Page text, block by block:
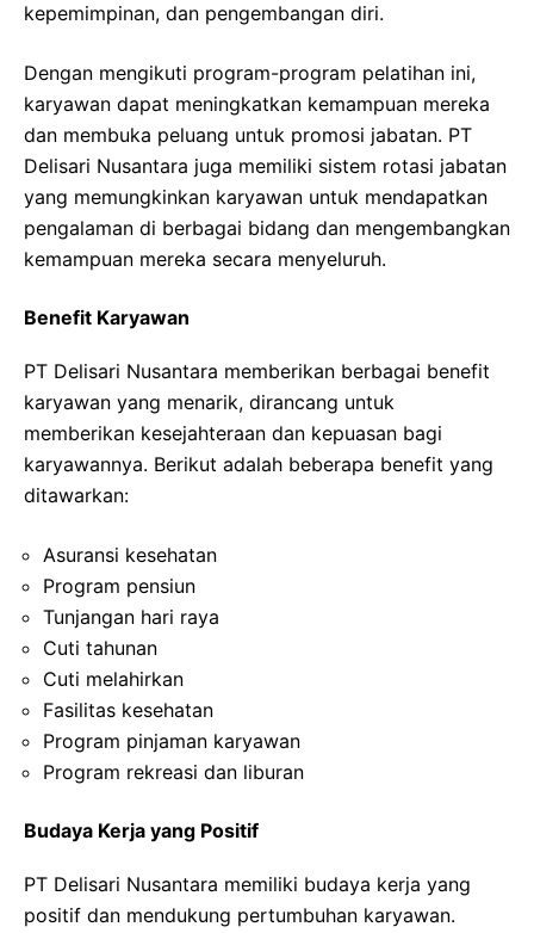
kepemimpinan, dan pengembangan diri.
Dengan mengikuti program-program pelatihan ini,
karyawan dapat meningkatkan kemampuan mereka
dan membuka peluang untuk promosi jabatan. PT
Delisari Nusantara juga memiliki sistem rotasi jabatan
yang memungkinkan karyawan untuk mendapatkan
pengalaman di berbagai bidang dan mengembangkan
kemampuan mereka secara menyeluruh.
Benefit Karyawan
PT Delisari Nusantara memberikan berbagai benefit
karyawan yang menarik, dirancang untuk
memberikan kesejahteraan dan kepuasan bagi
karyawannya. Berikut adalah beberapa benefit yang
ditawarkan:
Asuransi kesehatan
Program pensiun
Tunjangan hari raya
Cuti tahunan
Cuti melahirkan
Fasilitas kesehatan
Program pinjaman karyawan
Program rekreasi dan liburan
Budaya Kerja yang Positif
PT Delisari Nusantara memiliki budaya kerja yang
positif dan mendukung pertumbuhan karyawan.